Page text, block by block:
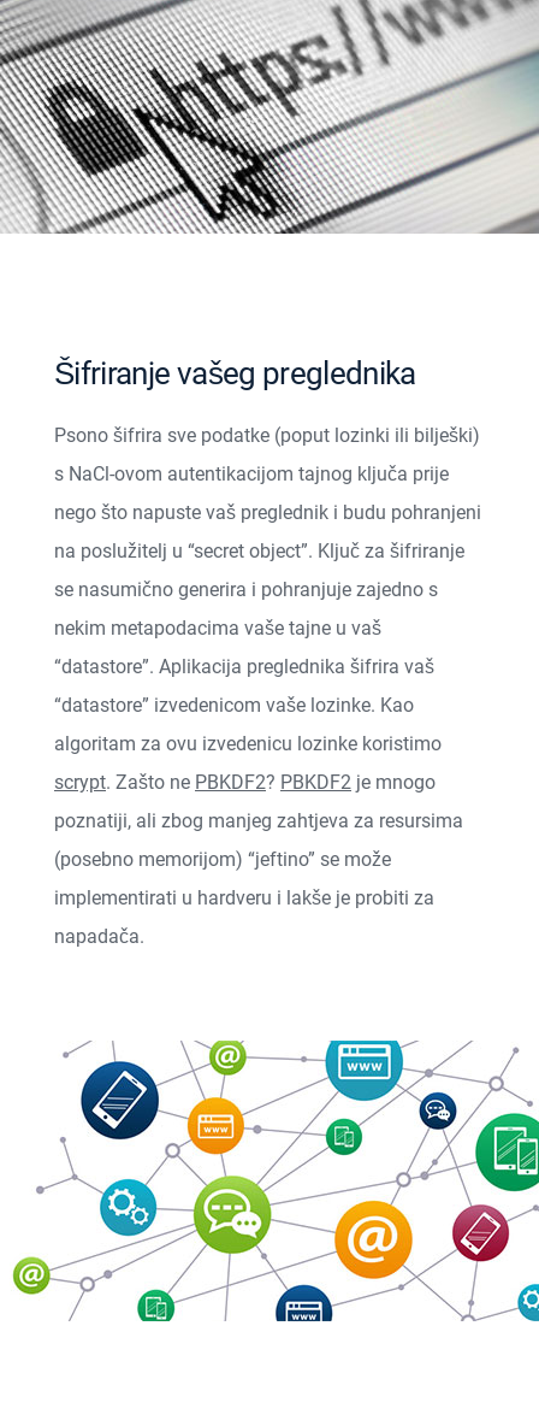
Šifriranje vašeg preglednika
Psono šifrira sve podatke (poput lozinki ili bilješki)
s NaCl-ovom autentikacijom tajnog ključa prije
nego što napuste vaš preglednik i budu pohranjeni
na poslužitelj u “secret object”. Ključ za šifriranje
se nasumično generira i pohranjuje zajedno s
nekim metapodacima vaše tajne u vaš
“datastore”. Aplikacija preglednika šifrira vaš
“datastore” izvedenicom vaše lozinke. Kao
algoritam za ovu izvedenicu lozinke koristimo
scrypt. Zašto ne PBKDF2? PBKDF2 je mnogo
poznatiji, ali zbog manjeg zahtjeva za resursima
(posebno memorijom) “jeftino” se može
implementirati u hardveru i lakše je probiti za
napadača.